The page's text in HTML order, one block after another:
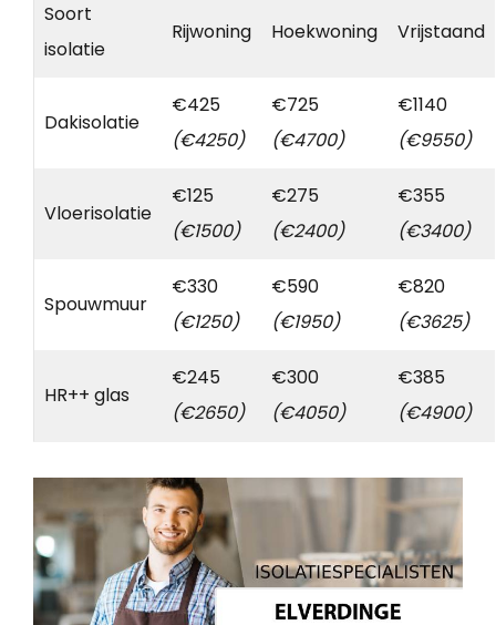
Soort
isolatie
Rijwoning Hoekwoning Vrijstaand
Dakisolatie
€425
(€4250)
€725
(€4700)
€1140
(€9550)
Vloerisolatie
€125
(€1500)
€275
(€2400)
€355
(€3400)
Spouwmuur
€330
(€1250)
€590
(€1950)
€820
(€3625)
HR++ glas
€245
(€2650)
€300
(€4050)
€385
(€4900)